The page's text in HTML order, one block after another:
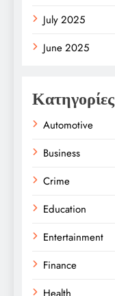
July 2025
June 2025
Κατηγορίες
Automotive
Business
Crime
Education
Entertainment
Finance